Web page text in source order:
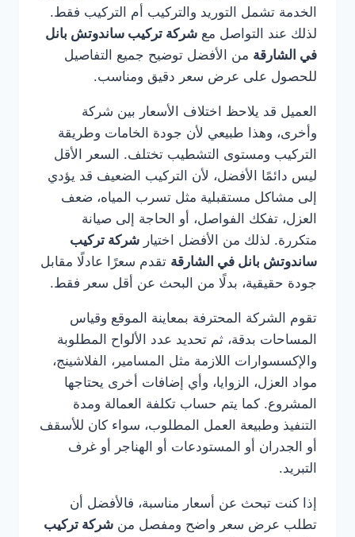
الخدمة تشمل التوريد والتركيب أم التركيب فقط.
لذلك عند التواصل مع شركة تركيب ساندوتش بانل
في الشارقة من الأفضل توضيح جميع التفاصيل
للحصول على عرض سعر دقيق ومناسب.
العميل قد يلاحظ اختلاف الأسعار بين شركة
وأخرى، وهذا طبيعي لأن جودة الخامات وطريقة
التركيب ومستوى التشطيب تختلف. السعر الأقل
ليس دائمًا الأفضل، لأن التركيب الضعيف قد يؤدي
إلى مشاكل مستقبلية مثل تسرب المياه، ضعف
العزل، تفكك الفواصل، أو الحاجة إلى صيانة
متكررة. لذلك من الأفضل اختيار شركة تركيب
ساندوتش بانل في الشارقة تقدم سعرًا عادلًا مقابل
جودة حقيقية، بدلًا من البحث عن أقل سعر فقط.
تقوم الشركة المحترفة بمعاينة الموقع وقياس
المساحات بدقة، ثم تحديد عدد الألواح المطلوبة
والإكسسوارات اللازمة مثل المسامير، الفلاشينج،
مواد العزل، الزوايا، وأي إضافات أخرى يحتاجها
المشروع. كما يتم حساب تكلفة العمالة ومدة
التنفيذ وطبيعة العمل المطلوب، سواء كان للأسقف
أو الجدران أو المستودعات أو الهناجر أو غرف
التبريد.
إذا كنت تبحث عن أسعار مناسبة، فالأفضل أن
تطلب عرض سعر واضح ومفصل من شركة تركيب